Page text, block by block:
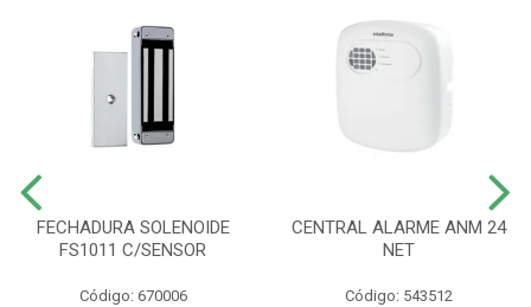
FECHADURA SOLENOIDE
FS1011 C/SENSOR
Código: 670006
CENTRAL ALARME ANM 24
NET
Código: 543512